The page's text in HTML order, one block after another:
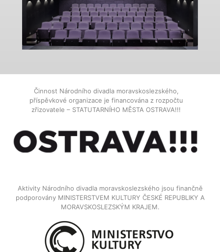
Činnost Národního divadla moravskoslezského,
příspěvkové organizace je financována z rozpočtu
zřizovatele – STATUTARNÍHO MĚSTA OSTRAVA!!!
Aktivity Národního divadla moravskoslezského jsou finančně
podporovány MINISTERSTVEM KULTURY ČESKÉ REPUBLIKY A
MORAVSKOSLEZSKÝM KRAJEM.